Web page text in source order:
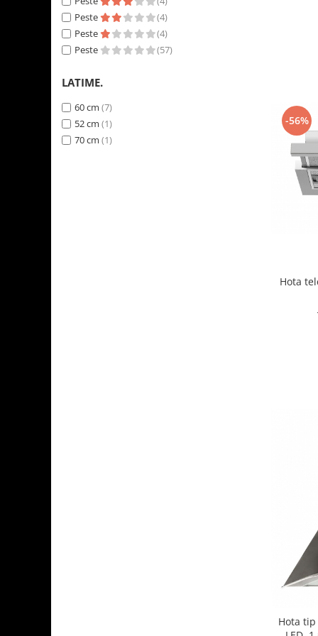
Aparate de vidat
Peste
(4)
Peste
(4)
Peste
(57)
LATIME.
60 cm (7)
52 cm (1)
70 cm (1)
-56%
Hota
Hota tip